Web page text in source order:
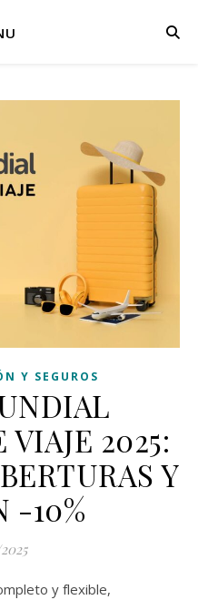
Y SEGUROS
VIAJE 2025:
Y
-10%
y flexible,